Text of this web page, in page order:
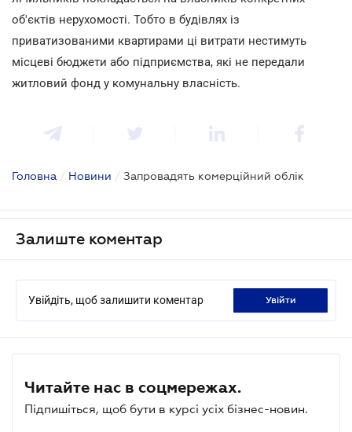
об'єктів нерухомості. Тобто в будівлях із
приватизованими квартирами ці витрати нестимуть
місцеві бюджети або підприємства, які не передали
житловий фонд у комунальну власність.
Головна / Новини / Запровадять комерційний облік
Залиште коментар
Увійдіть, щоб залишити коментар увійти
Читайте нас в соцмережах.
Підпишіться, щоб бути в курсі усіх бізнес-новин.